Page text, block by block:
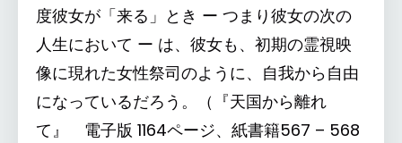
度彼女が「来る」とき ー つまり彼女の次の
人生において ー は、彼女も、初期の霊視映
像に現れた女性祭司のように、自我から自由
になっているだろう。（『天国から離れ
て』 電子版 1164ページ、紙書籍567 – 568